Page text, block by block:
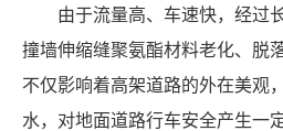
由于流量高、车速快，经过
撞墙伸缩缝聚氨酯材料老化、脱
不仅影响着高架道路的外在美观
水，对地面道路行车安全产生一